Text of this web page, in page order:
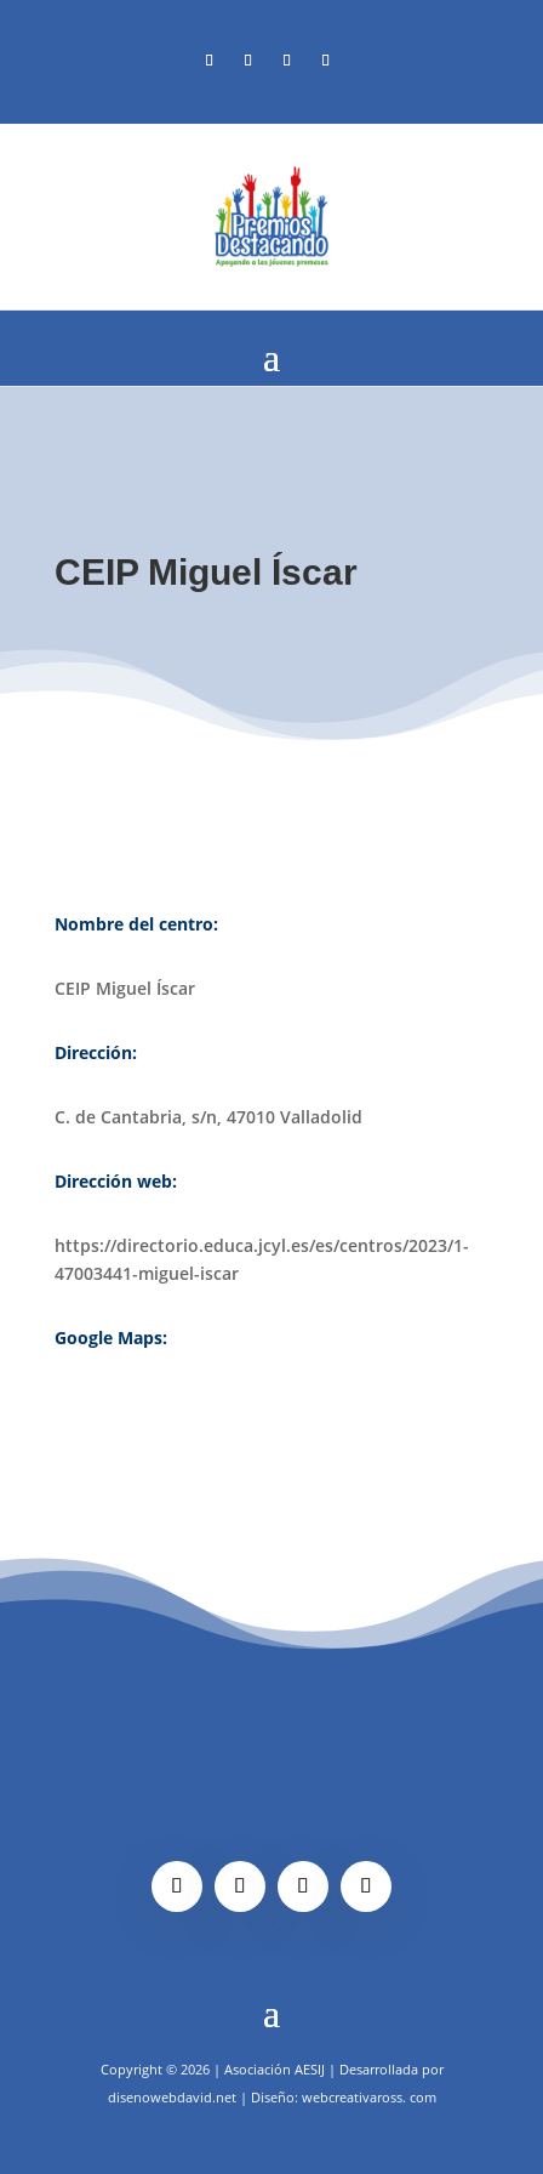
CEIP Miguel Íscar
Nombre del centro:
CEIP Miguel Íscar
Dirección:
C. de Cantabria, s/n, 47010 Valladolid
Dirección web:
https://directorio.educa.jcyl.es/es/centros/2023/1-
47003441-miguel-iscar
Google Maps:
PATROCINIO CULTURAL
Copyright © 2026 | Asociación AESIJ | Desarrollada por
disenowebdavid.net | Diseño: webcreativaross. com